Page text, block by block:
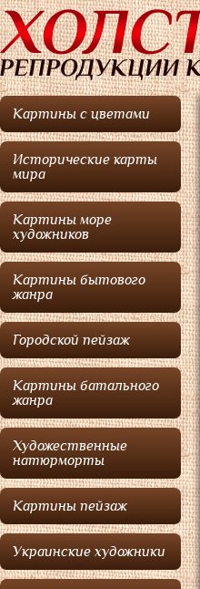
Картины с цветами
Исторические карты
мира
Картины море
художников
Картины бытового
жанра
Городской пейзаж
Картины батального
жанра
Художественные
натюрморты
Картины пейзаж
Украинские художники